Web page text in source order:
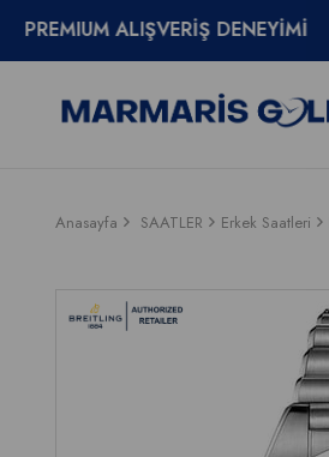
ALIŞVERİŞ DENEYİMİ
Anasayfa SAATLER Erkek Saatleri